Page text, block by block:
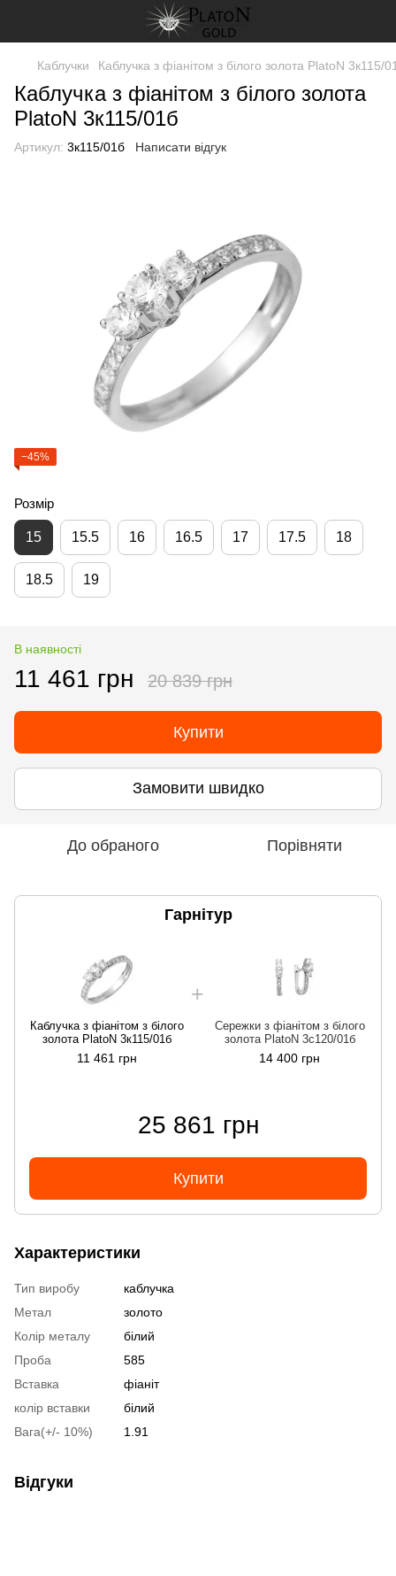
Каблучки Каблучка з фіанітом з білого золота PlatoN 3к115/
Каблучка з фіанітом з білого золота
PlatoN 3к115/01б
Артикул: 3к115/01б Написати відгук
−45%
Розмір
15 15.5 16 16.5 17 17.5 18
18.5 19
В наявності
11 461 грн 20 839 грн
Купити
Замовити швидко
До обраного Порівняти
Гарнітур
Каблучка з фіанітом з білого
золота PlatoN 3к115/01б
11 461 грн
Сережки з фіанітом з білого
золота PlatoN 3с120/01б
14 400 грн
25 861 грн
Купити
Характеристики
Тип виробу
каблучка
Метал
золото
Колір металу
білий
Проба
585
Вставка
фіаніт
колір вставки
білий
Вага(+/- 10%)
1.91
Відгуки